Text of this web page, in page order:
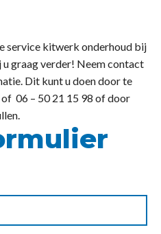
service kitwerk onderhoud bij
u graag verder! Neem contact
Dit kunt u doen door te
06 – 50 21 15 98 of door